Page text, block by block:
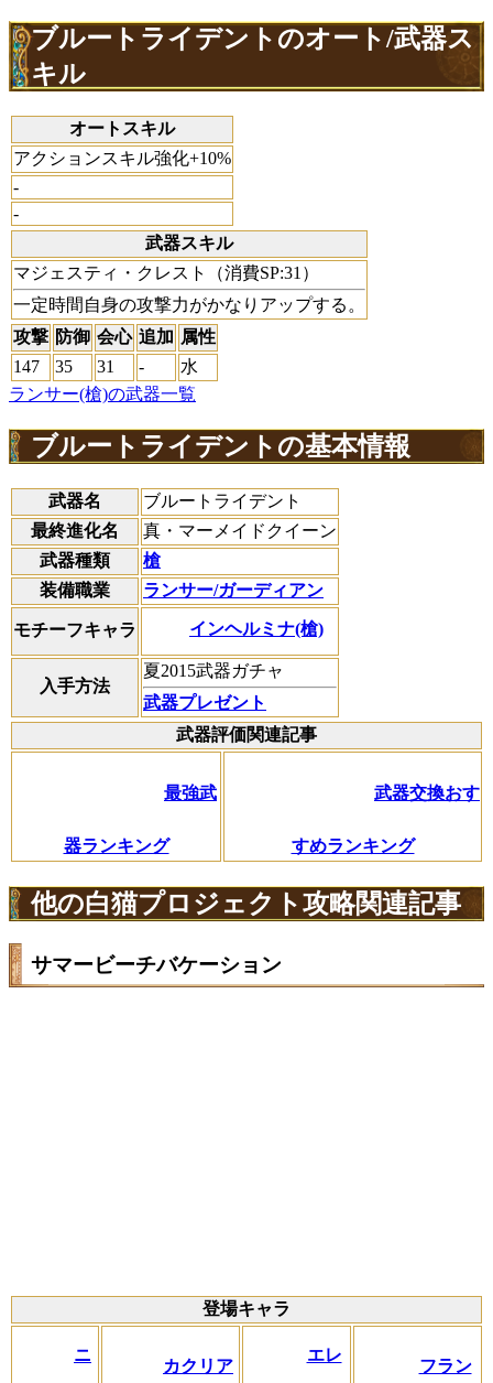
ブルートライデントのオート/武器ス
キル
オートスキル
アクションスキル強化+10%
-
-
武器スキル
マジェスティ・クレスト（消費SP:31）
一定時間自身の攻撃力がかなりアップする。
攻撃 防御 会心 追加 属性
147
35 31 -
水
ランサー(槍)の武器一覧
ブルートライデントの基本情報
武器名
ブルートライデント
最終進化名
真・マーメイドクイーン
武器種類
槍
装備職業
ランサー/ガーディアン
モチーフキャラ インヘルミナ(槍)
入手方法
夏2015武器ガチャ
武器プレゼント
武器評価関連記事
最強武
器ランキング
武器交換おす
すめランキング
他の白猫プロジェクト攻略関連記事
サマービーチバケーション
登場キャラ
ニ
カクリア
エレ
フラン